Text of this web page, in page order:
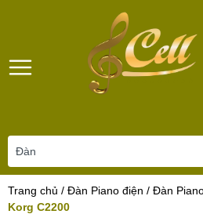
Trang chủ / Đàn Piano điện / Đàn
Korg C2200